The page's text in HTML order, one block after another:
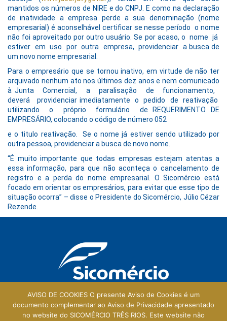
mantidos os números de NIRE e do CNPJ. E como na declaração
de inatividade a empresa perde a sua denominação (nome
empresarial) é aconselhável certificar se nesse período o nome
não foi aproveitado por outro usuário. Se por acaso, o nome já
estiver em uso por outra empresa, providenciar a busca de
um novo nome empresarial.
Para o empresário que se tornou inativo, em virtude de não ter
arquivado nenhum ato nos últimos dez anos e nem comunicado
à Junta Comercial, a paralisação de funcionamento,
deverá providenciar imediatamente o pedido de reativação
utilizando o próprio formulário de REQUERIMENTO DE
EMPRESÁRIO, colocando o código de número 052
e o titulo reativação. Se o nome já estiver sendo utilizado por
outra pessoa, providenciar a busca de novo nome.
“É muito importante que todas empresas estejam atentas a
essa informação, para que não aconteça o cancelamento de
registro e a perda do nome empresarial. O Sicomércio está
focado em orientar os empresários, para evitar que esse tipo de
situação ocorra” – disse o Presidente do Sicomércio, Júlio Cézar
Rezende.
AVISO DE COOKIES O presente Aviso de Cookies é um
documento complementar ao Aviso de Privacidade apresentado
no website do SICOMÉRCIO TRÊS RIOS. Este website não